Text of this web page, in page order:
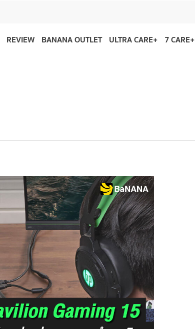
REVIEW BANANA OUTLET ULTRA CARE+ 7 CARE+